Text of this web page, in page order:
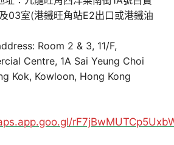
03室(港鐵旺角站E2出口或港鐵油
Room 2 & 3, 11/F,
Centre, 1A Sai Yeung Choi
Kok, Kowloon, Hong Kong